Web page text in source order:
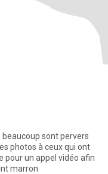
beaucoup sont pervers
photos à ceux qui ont
pour un appel vidéo afin
marron